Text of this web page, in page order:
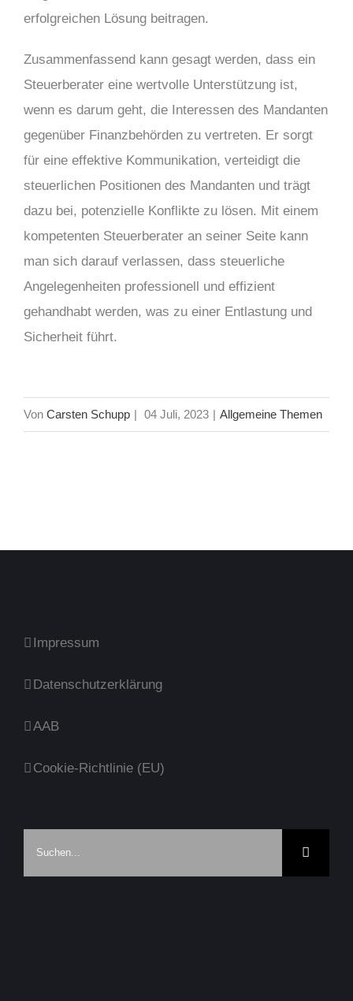
erfolgreichen Lösung beitragen.
Zusammenfassend kann gesagt werden, dass ein
Steuerberater eine wertvolle Unterstützung ist,
wenn es darum geht, die Interessen des Mandanten
gegenüber Finanzbehörden zu vertreten. Er sorgt
für eine effektive Kommunikation, verteidigt die
steuerlichen Positionen des Mandanten und trägt
dazu bei, potenzielle Konflikte zu lösen. Mit einem
kompetenten Steuerberater an seiner Seite kann
man sich darauf verlassen, dass steuerliche
Angelegenheiten professionell und effizient
gehandhabt werden, was zu einer Entlastung und
Sicherheit führt.
Von Carsten Schupp | 04 Juli, 2023 | Allgemeine Themen
Impressum
Datenschutzerklärung
AAB
Cookie-Richtlinie (EU)